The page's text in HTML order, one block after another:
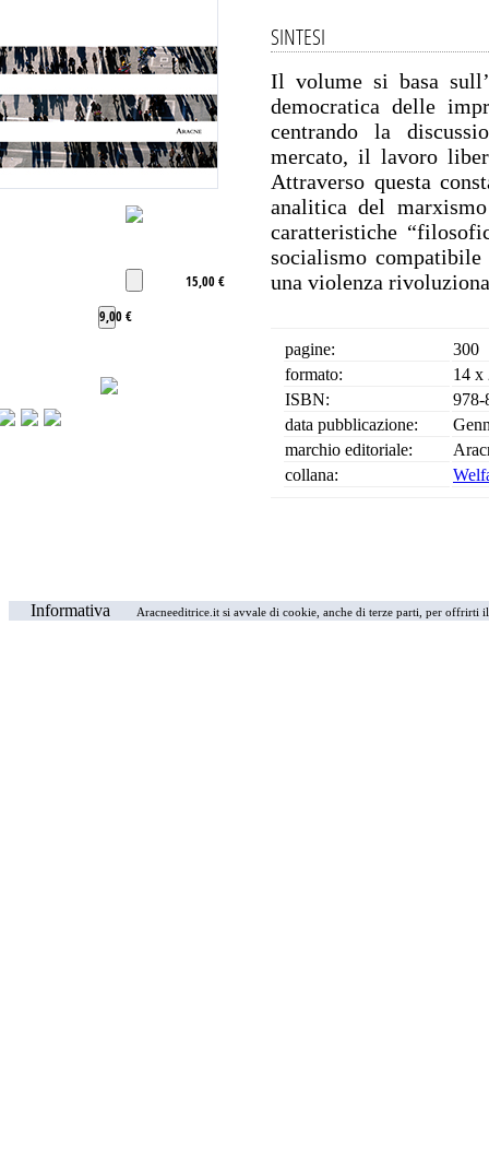
15,00 €
9,00 €
SINTESI
Il volume si basa
democratica delle
centrando la
mercato, il lavoro
Attraverso questa
analitica del
caratteristiche
socialismo
una violenza
pagine:
300
formato:
14 x
ISBN:
978-
data pubblicazione:
marchio editoriale:
collana:
Informativa Aracneeditrice.it si avvale di cookie, anche di terze parti, per